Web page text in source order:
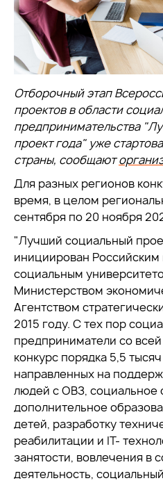
Отборочный этап
проектов в области
предпринимательства
проект года" уже
страны, сообщают
Для разных регионов
время, в целом
сентября по 20 ноября
"Лучший социальный
инициирован Российским
социальным
Министерством
Агентством
2015 году. С тех пор
предприниматели со
конкурс порядка 5,5
направленных на
людей с ОВЗ, социальное
дополнительное
детей, разработку
реабилитации и IT-
занятости, вовлечения в
деятельность,